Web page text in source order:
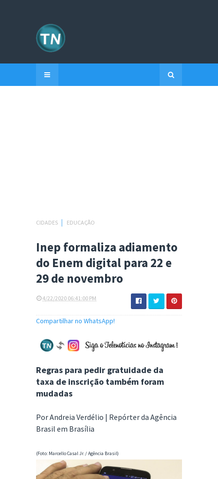
CIDADES EDUCAÇÃO
Inep formaliza adiamento
do Enem digital para 22 e
29 de novembro
4/22/2020 06:41:00 PM
Compartilhar no WhatsApp!
Regras para pedir gratuidade da
taxa de inscrição também foram
mudadas
Por Andreia Verdélio | Repórter da Agência
Brasil em Brasília
(Foto: Marcello Casal Jr. / Agência Brasil)